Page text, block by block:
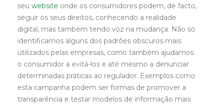
seu website onde os consumidores podem, de facto,
seguir os seus direitos, conhecendo a realidade
digital, mas também tendo voz na mudança. Não só
identificamos alguns dos padrões obscuros mais
utilizados pelas empresas, como também ajudamos
o consumidor a evitá-los e até mesmo a denunciar
determinadas práticas ao regulador. Exemplos como
esta campanha podem ser formas de promover a
transparência e testar modelos de informação mais